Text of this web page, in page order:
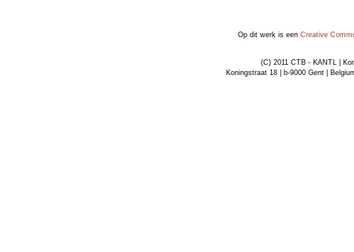
Op dit werk is een Creative
(C) 2011 CTB - KANTL |
Koningstraat 18 | b-9000 Gent |